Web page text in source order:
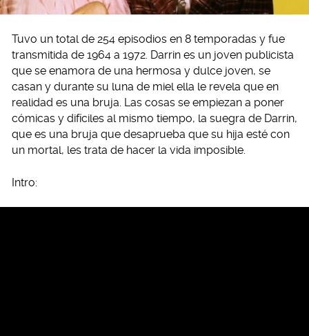
Tuvo un total de 254 episodios en 8 temporadas y fue
transmitida de 1964 a 1972. Darrin es un joven publicista
que se enamora de una hermosa y dulce joven, se
casan y durante su luna de miel ella le revela que en
realidad es una bruja. Las cosas se empiezan a poner
cómicas y difíciles al mismo tiempo, la suegra de Darrin,
que es una bruja que desaprueba que su hija esté con
un mortal, les trata de hacer la vida imposible.
Intro: